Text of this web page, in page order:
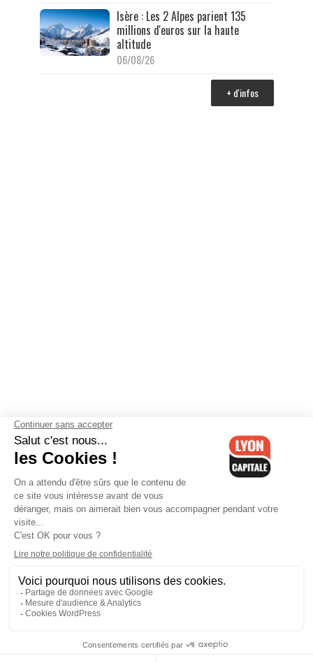
Isère : Les 2 Alpes parient 135
millions d'euros sur la haute
altitude
06/08/26
+ d'infos
Contactez-nous-Mentions légales-CGV-Politique de
confidentialité-Gestion des cookies
Cedex 06